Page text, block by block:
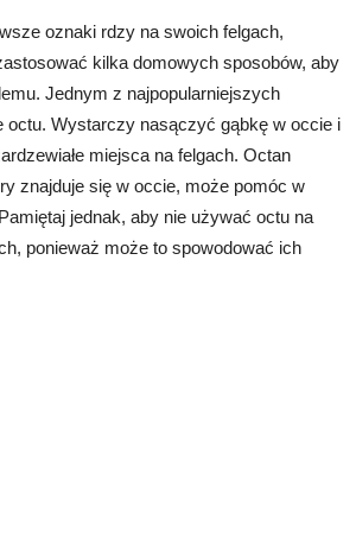
oznaki rdzy na swoich felgach,
kilka domowych sposobów, aby
Jednym z najpopularniejszych
octu. Wystarczy nasączyć gąbkę w occie i
miejsca na felgach. Octan
znajduje się w occie, może pomóc w
jednak, aby nie używać octu na
ponieważ może to spowodować ich